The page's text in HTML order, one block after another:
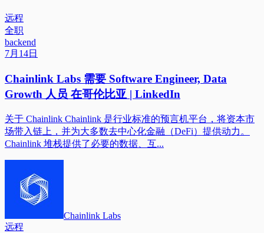
远程
全职
backend
7月14日
Chainlink Labs 需要 Software Engineer, Data
Growth 人员 在哥伦比亚 | LinkedIn
关于 Chainlink Chainlink 是行业标准的预言机平台，将资本市
场带入链上，并为大多数去中心化金融（DeFi）提供动力。
Chainlink 堆栈提供了必要的数据、互...
Chainlink Labs
远程